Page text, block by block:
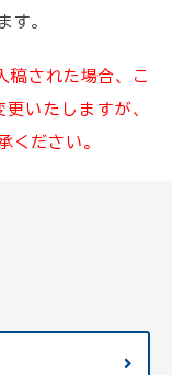
す。
稿された場合、こ
いたしますが、
ください。